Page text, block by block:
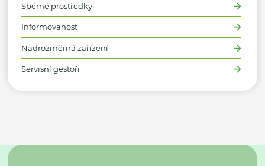
Sběrné prostředky
Informovanost
Nadrozměrná zařízení
Servisní gestoři